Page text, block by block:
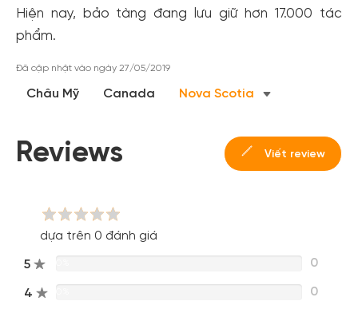
Hiện nay, bảo tàng đang lưu giữ hơn 17.000 tác
phẩm.
Đã cập nhật vào ngày 27/05/2019
Châu Mỹ Canada Nova Scotia
Reviews Viết review
dựa trên 0 đánh giá
5 0
4 0
Tạo tài khoản để có thểnhận ngay các ưu đãihấp dẫn
dành cho thành viên đến từ các đối tác của Gody.vn dành
Hoặc đăng nhập bằng